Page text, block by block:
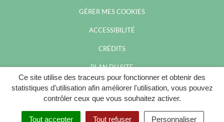
Ce site utilise des traceurs pour fonctionner et obtenir des
statistiques d'utilisation afin améliorer l'utilisation, vous pouvez
contrôler ceux que vous souhaitez activer.
Tout accepter Tout refuser Personnaliser
GÉRER MES COOKIES
ACCESSIBILITÉ
CRÉDITS
PLAN DU SITE
MENTIONS LÉGALES
POLITIQUE DE CONFIDENTIALITÉ